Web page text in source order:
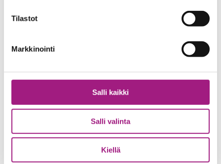
Tilastot
Markkinointi
Salli kaikki
Salli valinta
Kiellä
merja.lahtinen@tamperemissio.fi
kati.federley@tamperemissio.fi